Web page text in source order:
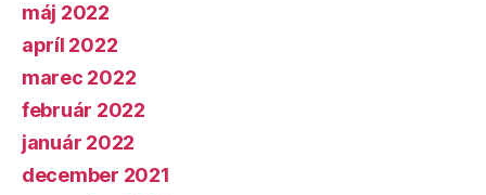
máj 2022
apríl 2022
marec 2022
február 2022
január 2022
december 2021